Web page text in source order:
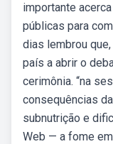
importante
públicas para
dias lembrou
país a abrir o
cerimônia. “na
consequências
subnutrição e
Web — a fome